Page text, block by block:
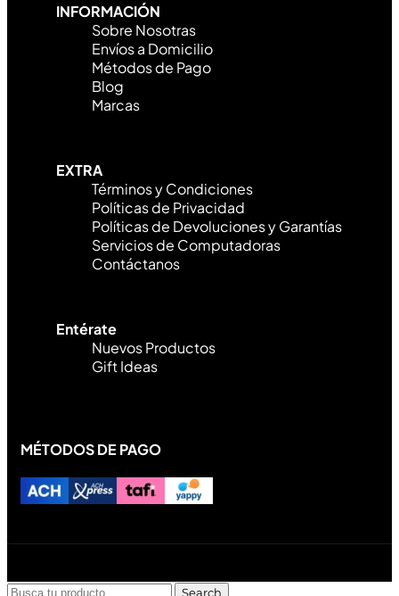
INFORMACIÓN
Sobre Nosotras
Envíos a Domicilio
Métodos de Pago
Blog
Marcas
EXTRA
Términos y Condiciones
Políticas de Privacidad
Políticas de Devoluciones y Garantías
Servicios de Computadoras
Contáctanos
Entérate
Nuevos Productos
Gift Ideas
MÉTODOS DE PAGO
Search